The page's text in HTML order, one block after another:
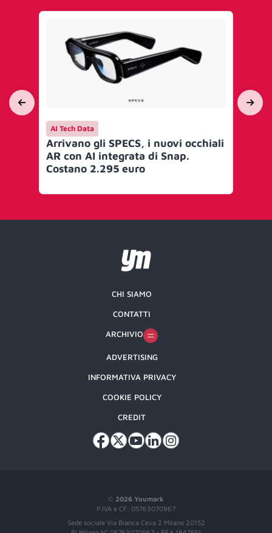
AI Tech Data
Arrivano gli SPECS, i nuovi occhiali
AR con AI integrata di Snap.
Costano 2.295 euro
© 2026 Youmark
P.IVA e CF: 05763070967
Sede sociale Via Bianca Ceva 2 Milano 20152
CHI SIAMO
CONTATTI
ARCHIVIO
ADVERTISING
INFORMATIVA PRIVACY
COOKIE POLICY
CREDIT